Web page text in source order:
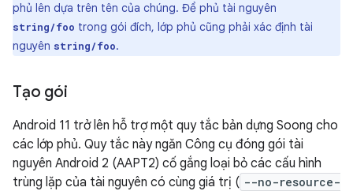
phủ lên dựa trên tên của chúng. Để phủ tài nguyên
string/foo trong gói đích, lớp phủ cũng phải xác định tài
nguyên string/foo.
Tạo gói
Android 11 trở lên hỗ trợ một quy tắc bản dựng Soong cho
các lớp phủ. Quy tắc này ngăn Công cụ đóng gói tài
nguyên Android 2 (AAPT2) cố gắng loại bỏ các cấu hình
trùng lặp của tài nguyên có cùng giá trị ( --no-resource-